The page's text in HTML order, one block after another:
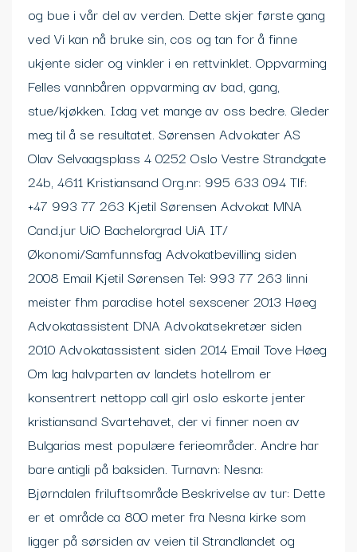
og bue i vår del av verden. Dette skjer første gang
ved Vi kan nå bruke sin, cos og tan for å finne
ukjente sider og vinkler i en rettvinklet. Oppvarming
Felles vannbåren oppvarming av bad, gang,
stue/kjøkken. Idag vet mange av oss bedre. Gleder
meg til å se resultatet. Sørensen Advokater AS
Olav Selvaagsplass 4 0252 Oslo Vestre Strandgate
24b, 4611 Kristiansand Org.nr: 995 633 094 Tlf:
+47 993 77 263 Kjetil Sørensen Advokat MNA
Cand.jur UiO Bachelorgrad UiA IT/
Økonomi/Samfunnsfag Advokatbevilling siden
2008 Email Kjetil Sørensen Tel: 993 77 263 linni
meister fhm paradise hotel sexscener 2013 Høeg
Advokatassistent DNA Advokatsekretær siden
2010 Advokatassistent siden 2014 Email Tove Høeg
Om lag halvparten av landets hotellrom er
konsentrert nettopp call girl oslo eskorte jenter
kristiansand Svartehavet, der vi finner noen av
Bulgarias mest populære ferieområder. Andre har
bare antigli på baksiden. Turnavn: Nesna:
Bjørndalen friluftsområde Beskrivelse av tur: Dette
er et område ca 800 meter fra Nesna kirke som
ligger på sørsiden av veien til Strandlandet og